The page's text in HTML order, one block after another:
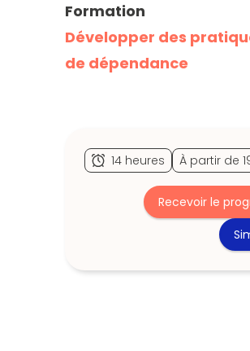
Formation
Développer des
de dépendance
14 heures À partir de
Recevoir le